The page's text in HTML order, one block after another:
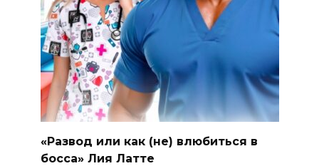
«Развод или как (не) влюбиться в
босса» Лия Латте